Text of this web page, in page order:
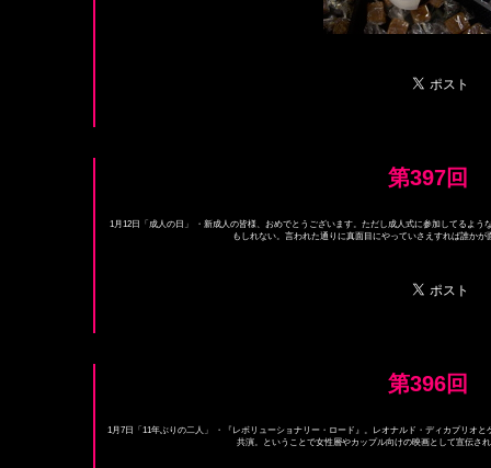
第397回
1月12日「成人の日」 ・新成人の皆様、おめでとうございます。ただし成人式に参加してるよ
もしれない。言われた通りに真面目にやっていさえすれば誰か
第396回
1月7日「11年ぶりの二人」 ・『レボリューショナリー・ロード』。レオナルド・ディカプリオ
共演。ということで女性層やカップル向けの映画として宣伝さ